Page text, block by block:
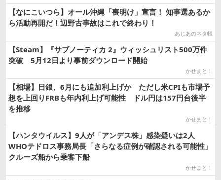
【なにこいつら】オール沖縄「喪明け」宣言！ 知事選あるか
ら活動再開だ！辺野古事故はこれで終わり！
あじあのネタ帳
【Steam】『サブノーティカ 2』ウィッシュリスト500万件
突破 5月12日より事前ダウンロード開始
かせまと！
【相場】日銀、6月にも追加利上げか ただし米CPIも市場予
想を上回りFRBも年内利上げ可能性 ドル円は157円台後半
を推移
かせまと！
【ハンタウイルス】9人が「アンデス株」感染疑いは2人
WHOテドロス事務局長「さらなる症例が確認される可能性」
クルーズ船から乗客下船
かせまと！